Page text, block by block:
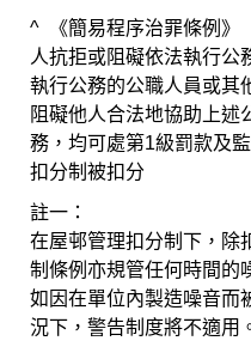
^ 《簡易程序治罪條例》
人抗拒或阻礙依法執行公
執行公務的公職人員或其
阻礙他人合法地協助上述
務，均可處第1級罰款及
扣分制被扣分
註一：
在屋邨管理扣分制下，除
制條例亦規管任何時間的
如因在單位內製造噪音而
況下，警告制度將不適用